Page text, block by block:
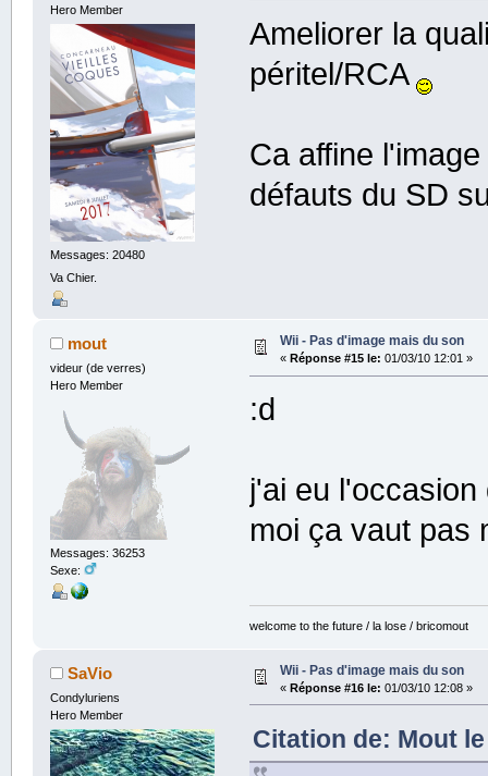
Hero Member
Messages: 20480
Va Chier.
Ameliorer la
péritel/RCA
Ca affine
défauts du SD
mout
videur (de verres)
Hero Member
Messages: 36253
Sexe:
Wii - Pas d'image mais du son
« Réponse #15 le: 01/03/10 12:01 »
:d
j'ai eu
moi ça vaut pas
welcome to the future / la lose / bricomout
SaVio
Condyluriens
Hero Member
Wii - Pas d'image mais du son
« Réponse #16 le: 01/03/10 12:08 »
Citation de: Mout